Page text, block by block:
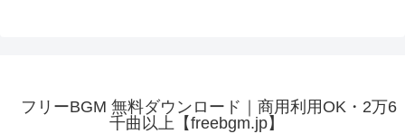
フリーBGM 無料ダウンロード｜商用利用OK・2万6
千曲以上【freebgm.jp】